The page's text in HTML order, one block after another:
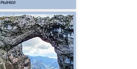
РЫНКИ
ЛЕТО 2026